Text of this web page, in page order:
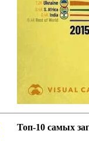
Топ-10 самых